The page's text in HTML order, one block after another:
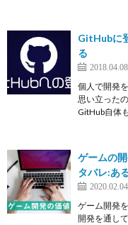
GitHubに
る
2018.04.08
個人で開発
思い立った
GitHub自体
ゲームの
タバレ:あ
2020.02.04
ゲーム開発
開発を通し